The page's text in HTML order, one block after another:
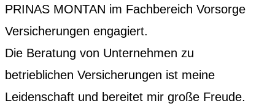
PRINAS MONTAN im Fachbereich Vorsorge
Versicherungen engagiert.
Die Beratung von Unternehmen zu
betrieblichen Versicherungen ist meine
Leidenschaft und bereitet mir große Freude.